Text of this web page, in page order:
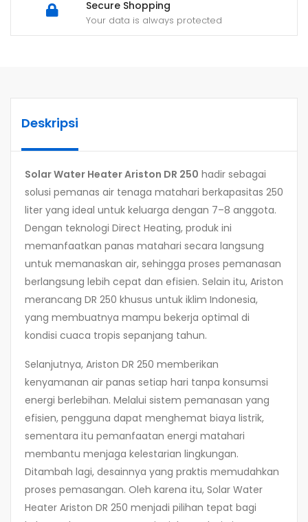
Secure Shopping
Your data is always protected
Deskripsi
Solar Water Heater Ariston DR 250 hadir sebagai
solusi pemanas air tenaga matahari berkapasitas 250
liter yang ideal untuk keluarga dengan 7–8 anggota.
Dengan teknologi Direct Heating, produk ini
memanfaatkan panas matahari secara langsung
untuk memanaskan air, sehingga proses pemanasan
berlangsung lebih cepat dan efisien. Selain itu, Ariston
merancang DR 250 khusus untuk iklim Indonesia,
yang membuatnya mampu bekerja optimal di
kondisi cuaca tropis sepanjang tahun.
Selanjutnya, Ariston DR 250 memberikan
kenyamanan air panas setiap hari tanpa konsumsi
energi berlebihan. Melalui sistem pemanasan yang
efisien, pengguna dapat menghemat biaya listrik,
sementara itu pemanfaatan energi matahari
membantu menjaga kelestarian lingkungan.
Ditambah lagi, desainnya yang praktis memudahkan
proses pemasangan. Oleh karena itu, Solar Water
Heater Ariston DR 250 menjadi pilihan tepat bagi